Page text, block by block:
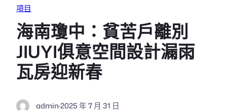
項目
海南瓊中：貧苦戶離別
JIUYI俱意空間設計漏雨
瓦房迎新春
admin·2025 年 7 月 31 日